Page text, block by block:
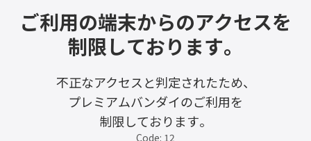
ご利用の端末からのアクセスを
制限しております。
不正なアクセスと判定されたため、
プレミアムバンダイのご利用を
制限しております。
Code: 12